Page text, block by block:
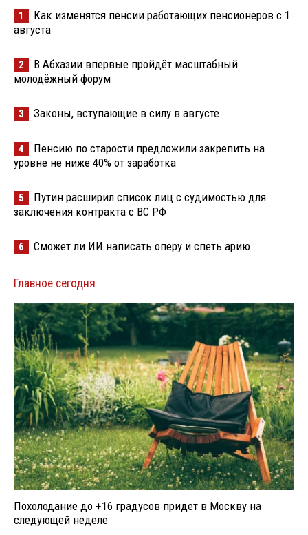
1
Как изменятся пенсии работающих пенсионеров с 1
августа
2
В Абхазии впервые пройдёт масштабный
молодёжный форум
3 Законы, вступающие в силу в августе
4
Пенсию по старости предложили закрепить на
уровне не ниже 40% от заработка
5
Путин расширил список лиц с судимостью для
заключения контракта с ВС РФ
6 Сможет ли ИИ написать оперу и спеть арию
Главное сегодня
Похолодание до +16 градусов придет в Москву на
следующей неделе